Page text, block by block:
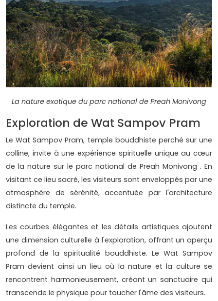
La nature exotique du parc national de Preah Monivong
Exploration de Wat Sampov Pram
Le Wat Sampov Pram, temple bouddhiste perché sur une
colline, invite à une expérience spirituelle unique au cœur
de la nature sur le parc national de Preah Monivong . En
visitant ce lieu sacré, les visiteurs sont enveloppés par une
atmosphère de sérénité, accentuée par l'architecture
distincte du temple.
Les courbes élégantes et les détails artistiques ajoutent
une dimension culturelle à l'exploration, offrant un aperçu
profond de la spiritualité bouddhiste. Le Wat Sampov
Pram devient ainsi un lieu où la nature et la culture se
rencontrent harmonieusement, créant un sanctuaire qui
transcende le physique pour toucher l'âme des visiteurs.